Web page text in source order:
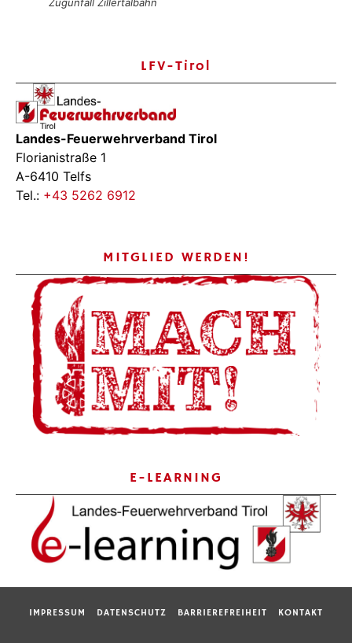
LFV-Tirol
Landes-Feuerwehrverband Tirol
Florianistraße 1
A-6410 Telfs
Tel.: +43 5262 6912
MITGLIED WERDEN!
E-LEARNING
IMPRESSUM DATENSCHUTZ BARRIEREFREIHEIT KONTAKT